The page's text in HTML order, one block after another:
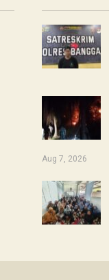
Aug 7, 2026